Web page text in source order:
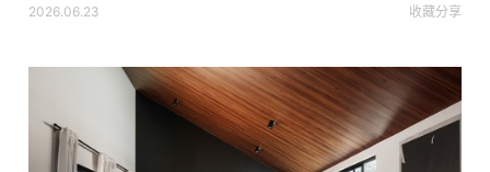
2026.06.23 收藏分享